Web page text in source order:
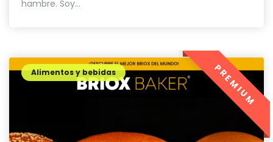
hambre. Soy...
Alimentos y bebidas PREMIUM